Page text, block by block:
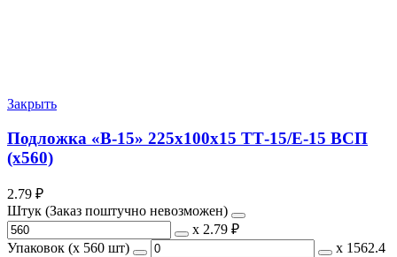
Закрыть
Подложка «В-15» 225х100х15 ТТ-15/Е-15 ВСП
(х560)
2.79 ₽
Штук (Заказ поштучно невозможен)
х 2.79 ₽
Упаковок (x 560 шт)
х 1562.4